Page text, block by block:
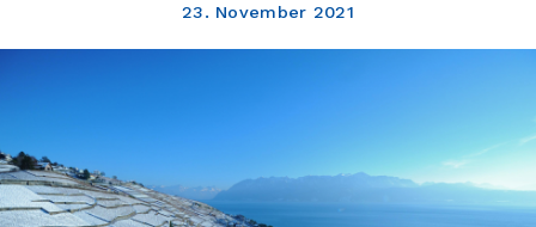
23. November 2021